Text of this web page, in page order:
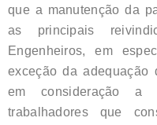
que a manutenção da
as principais
Engenheiros, em
exceção da adequação
em consideração a
trabalhadores que